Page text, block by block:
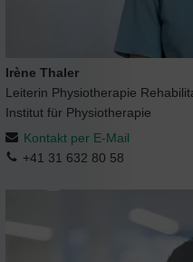
Irène Thaler
Leiterin Physiotherapie
Institut für Physiotherapie
Kontakt per E-Mail
+41 31 632 80 58